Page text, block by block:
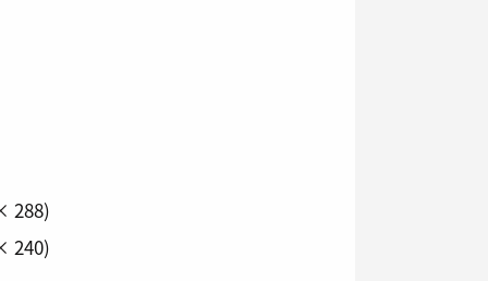
288)
240)